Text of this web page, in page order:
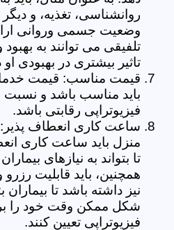
روانشناسی، تغذیه، و
وضعیت جسمی وروانی
تلفیقی می توانند به
تاثیر بیشتری در بهبودی
قیمت مناسب: قیمت
باید مناسب باشد و نسبت
فیزیوتراپی رقابتی باشد.
ساعت کاری انعطاف پذیر:
منزل باید ساعت کاری
تا بتواند به نیازهای
همچنین، باید قابلیت رزرو
نیز داشته باشد تا بیماران
شکل ممکن وقت خود را
فیزیوتراپی تعیین کنند.